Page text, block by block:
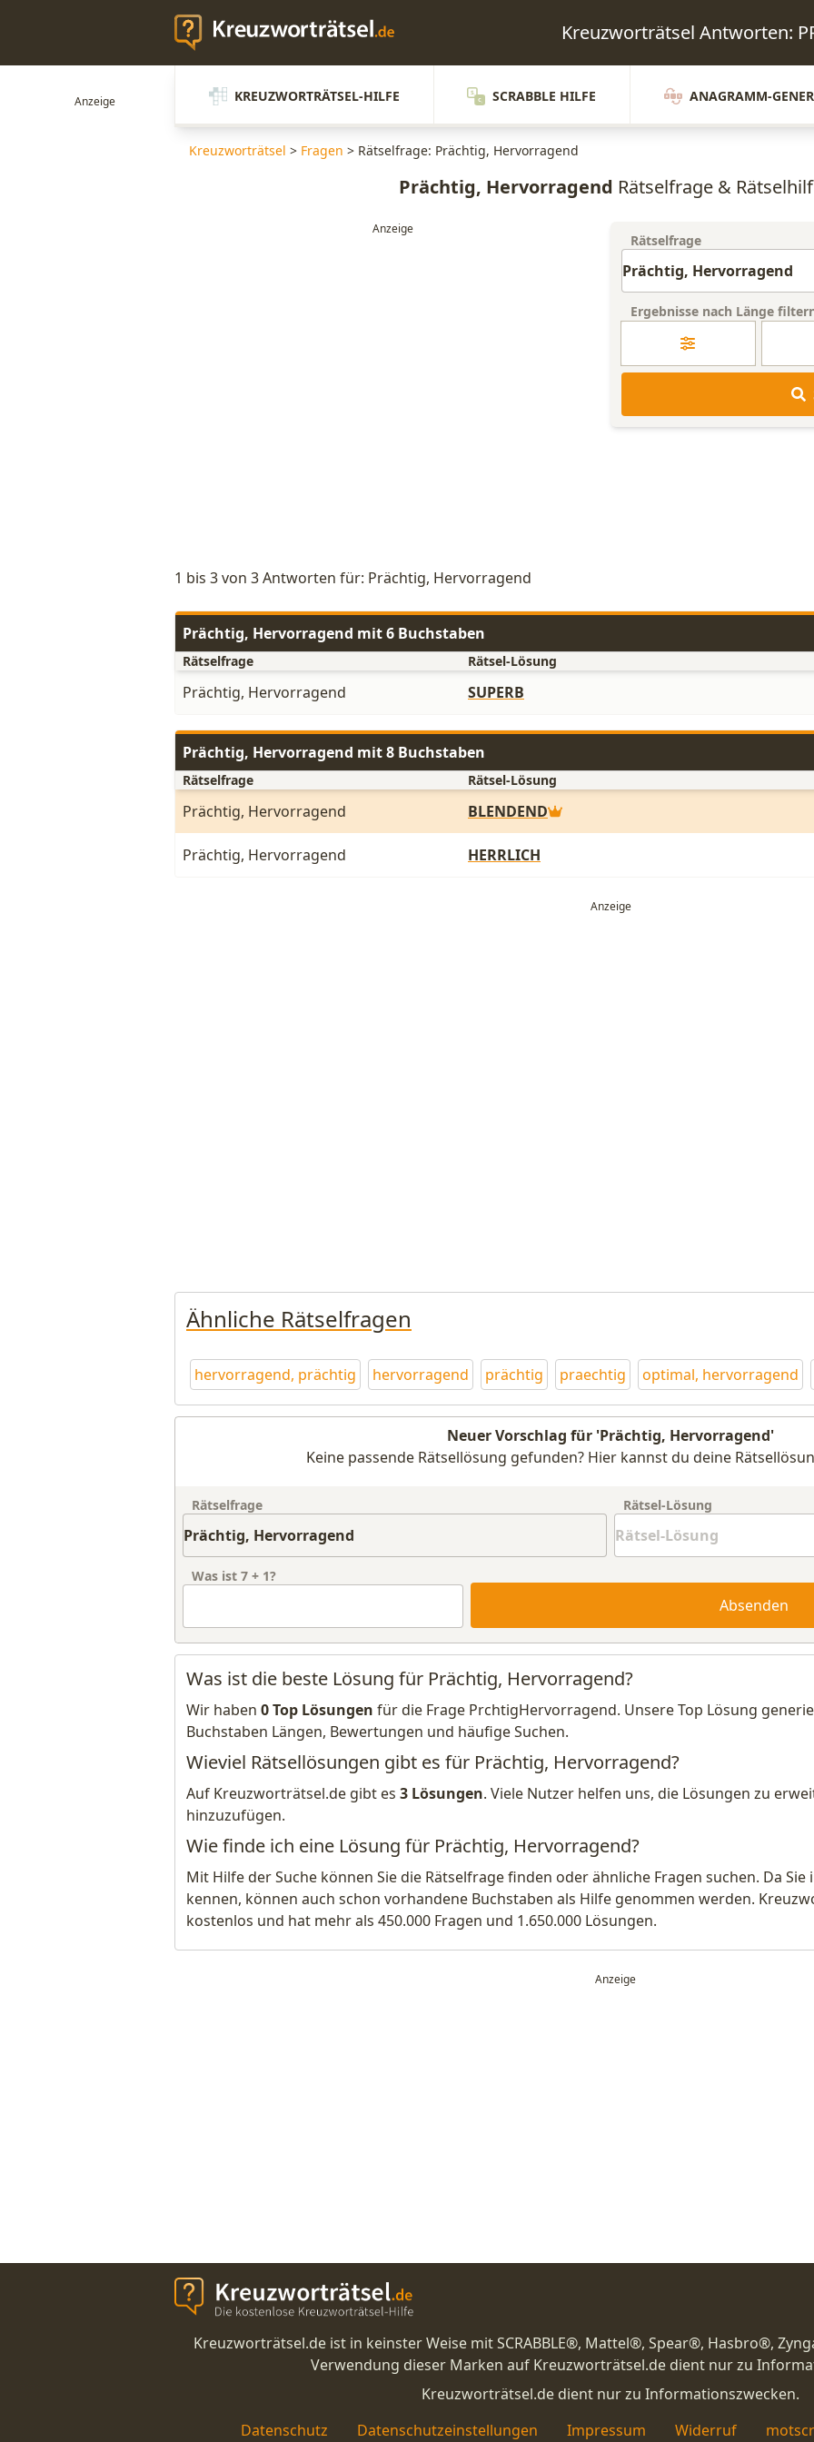
Kreuzworträtsel Antworten:
KREUZWORTRÄTSEL-HILFE SCRABBLE HILFE ANAGRAMM-
Kreuzworträtsel > Fragen > Rätselfrage: Prächtig, Hervorragend
Prächtig, Hervorragend Rätselfrage &
Rätselfrage
Ergebnisse nach Länge
1 bis 3 von 3 Antworten für: Prächtig, Hervorragend
Prächtig, Hervorragend mit 6 Buchstaben
Rätselfrage Rätsel-Lösung
Prächtig, Hervorragend SUPERB
Prächtig, Hervorragend mit 8 Buchstaben
Rätselfrage Rätsel-Lösung
Prächtig, Hervorragend BLENDEND
Prächtig, Hervorragend HERRLICH
Ähnliche Rätselfragen
hervorragend, prächtig hervorragend prächtig praechtig optimal, hervorragend
Neuer Vorschlag für 'Prächtig, Hervorragend'
Keine passende Rätsellösung gefunden? Hier kannst du deine
Rätselfrage Rätsel-Lösung
Was ist 7 + 1?
Absenden
Was ist die beste Lösung für Prächtig, Hervorragend?
Wir haben 0 Top Lösungen für die Frage PrchtigHervorragend. Unsere Top Lösung
Buchstaben Längen, Bewertungen und häufige Suchen.
Wieviel Rätsellösungen gibt es für Prächtig, Hervorragend?
Auf Kreuzworträtsel.de gibt es 3 Lösungen. Viele Nutzer helfen uns, die Lösungen zu
hinzuzufügen.
Wie finde ich eine Lösung für Prächtig, Hervorragend?
Mit Hilfe der Suche können Sie die Rätselfrage finden oder ähnliche Fragen suchen. Da
kennen, können auch schon vorhandene Buchstaben als Hilfe genommen werden.
kostenlos und hat mehr als 450.000 Fragen und 1.650.000 Lösungen.
Kreuzworträtsel.de ist in keinster Weise mit SCRABBLE®, Mattel®, Spear®, Hasbro®,
Verwendung dieser Marken auf Kreuzworträtsel.de dient nur zu
Kreuzworträtsel.de dient nur zu Informationszwecken.
Datenschutz
Datenschutzeinstellungen Impressum Widerruf